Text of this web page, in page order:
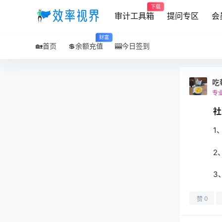
审计工具箱
下载
提问专区 会
🏡首页 💲余额充值
财富
🎰今日签到
吃
专
1
2
3
赞 0